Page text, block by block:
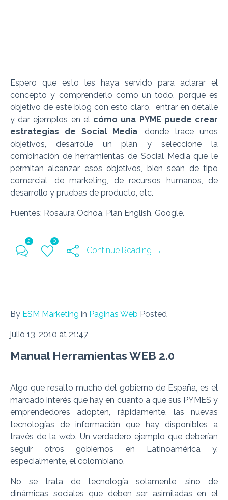
Espero que esto les haya servido para aclarar el
concepto y comprenderlo como un todo, porque es
objetivo de este blog con esto claro, entrar en detalle
y dar ejemplos en el cómo una PYME puede crear
estrategias de Social Media, donde trace unos
objetivos, desarrolle un plan y seleccione la
combinación de herramientas de Social Media que le
permitan alcanzar esos objetivos, bien sean de tipo
comercial, de marketing, de recursos humanos, de
desarrollo y pruebas de producto, etc.
Fuentes: Rosaura Ochoa, Plan English, Google.
2 0
Continue Reading →
By ESM Marketing in Paginas Web Posted
julio 13, 2010 at 21:47
Manual Herramientas WEB 2.0
Algo que resalto mucho del gobierno de España, es el
marcado interés que hay en cuanto a que sus PYMES y
emprendedores adopten, rápidamente, las nuevas
tecnologías de información que hay disponibles a
través de la web. Un verdadero ejemplo que deberían
seguir otros gobiernos en Latinoamérica y,
especialmente, el colombiano.
No se trata de tecnología solamente, sino de
dinámicas sociales que deben ser asimiladas en el